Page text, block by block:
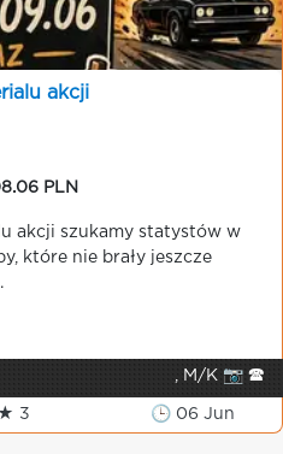
akcji
PLN
akcji szukamy statystów w
które nie brały jeszcze
, M/K 📷 🕿
3 🕒 06 Jun